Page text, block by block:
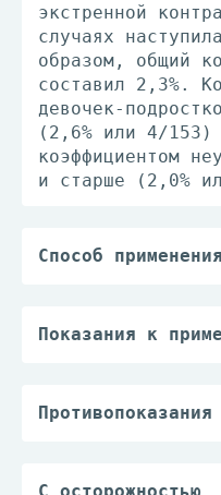
экстренной
случаях
образом, общий
составил 2,3%.
девочек-
(2,6% или 4/153)
коэффициентом
и старше (2,0%
Способ применения
Препарат может
необходимо
беременность.
Показания к
применению у
лет для
контрацепции в
Противопоказания
вспомогательных